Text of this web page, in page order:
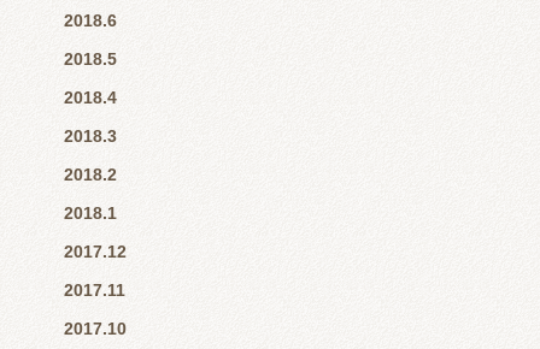
2018.6
2018.5
2018.4
2018.3
2018.2
2018.1
2017.12
2017.11
2017.10